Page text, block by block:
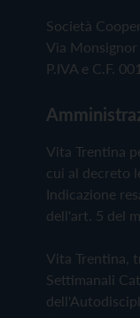
Società
Via
P.IVA e C.F.
Vita Trentina
cui al decreto
Indicazione
dell'art. 5 del
Vita Trentina,
Settimanali